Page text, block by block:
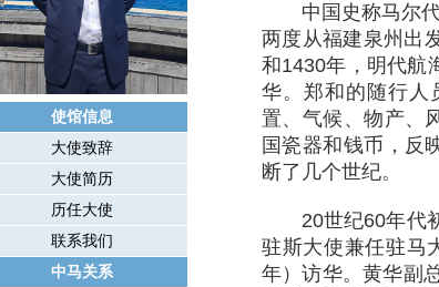
使馆信息
大使致辞
大使简历
历任大使
联系我们
中马关系
中国史称马尔
两度从福建泉州出
和1430年，明代航
华。郑和的随行人
置、气候、物产、
国瓷器和钱币，反
断了几个世纪。
20世纪60年代
驻斯大使兼任驻马
年）访华。黄华副